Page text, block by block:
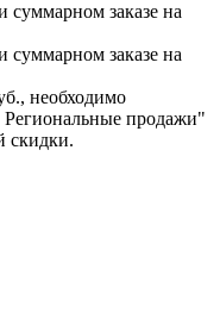
суммарном заказе на
суммарном заказе на
необходимо
Региональные продажи"
скидки.